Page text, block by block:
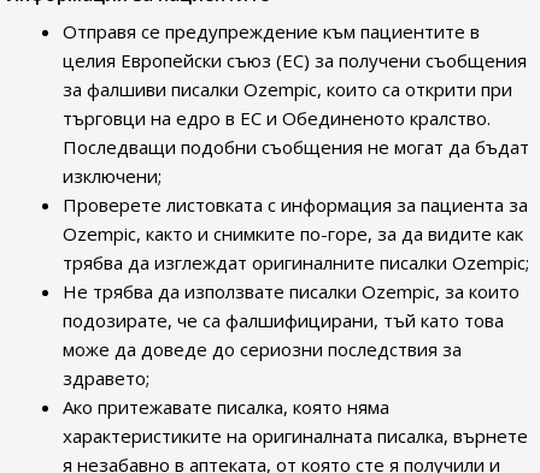
Отправя се предупреждение към пациентите в
целия Европейски съюз (ЕС) за получени съобщения
за фалшиви писалки Ozempic, които са открити при
търговци на едро в ЕС и Обединеното кралство.
Последващи подобни съобщения не могат да бъдат
изключени;
Проверете листовката с информация за пациента за
Ozempic, както и снимките по-горе, за да видите как
трябва да изглеждат оригиналните писалки Ozempic;
Не трябва да използвате писалки Ozempic, за които
подозирате, че са фалшифицирани, тъй като това
може да доведе до сериозни последствия за
здравето;
Ако притежавате писалка, която няма
характеристиките на оригиналната писалка, върнете
я незабавно в аптеката, от която сте я получили и